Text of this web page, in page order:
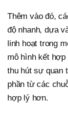
Thêm vào đó,
độ nhanh, dựa
linh hoạt trong
mô hình kết
thu hút sự quan
phần từ các
hợp lý hơn.